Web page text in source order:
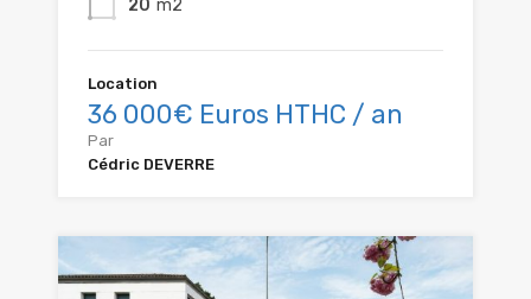
20 m2
Location
36 000€ Euros HTHC / an
Par
Cédric DEVERRE